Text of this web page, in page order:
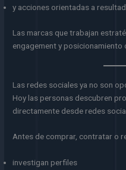
y acciones orientadas a
Las marcas que trabajan
engagement y posicionamiento
Las redes sociales ya no son
Hoy las personas descubren
directamente desde redes
Antes de comprar, contratar o
investigan perfiles